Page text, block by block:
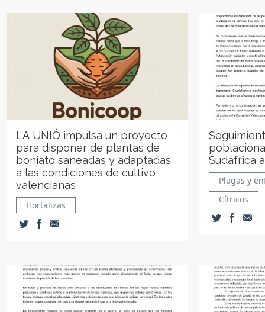
LA UNIÓ impulsa un proyecto
para disponer de plantas de
boniato saneadas y adaptadas
a las condiciones de cultivo
valencianas
Hortalizas
Sudáfrica
Plagas y
Cítricos